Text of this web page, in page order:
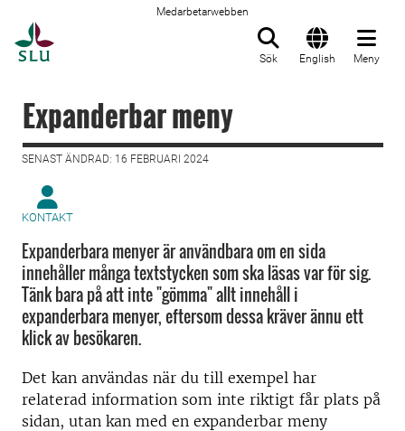
Medarbetarwebben
Sök English Meny
Expanderbar meny
SENAST ÄNDRAD: 16 FEBRUARI 2024
KONTAKT
Expanderbara menyer är användbara om en sida
innehåller många textstycken som ska läsas var för sig.
Tänk bara på att inte "gömma" allt innehåll i
expanderbara menyer, eftersom dessa kräver ännu ett
klick av besökaren.
Det kan användas när du till exempel har
relaterad information som inte riktigt får plats på
sidan, utan kan med en expanderbar meny